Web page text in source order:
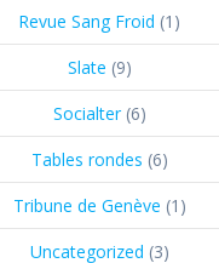
Revue Sang Froid (1)
Slate (9)
Socialter(6)
Tables rondes (6)
Tribune de Genève (1)
Uncategorized (3)